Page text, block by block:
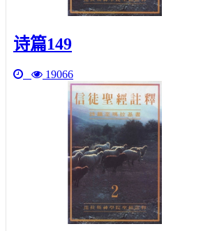
诗篇149
19066